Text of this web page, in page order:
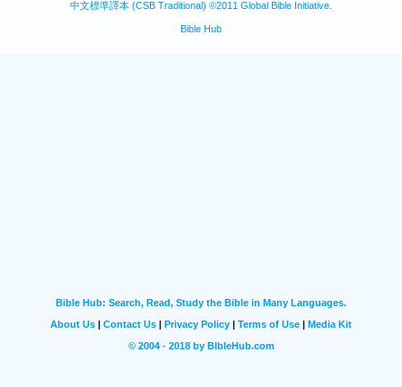
中文標準譯本 (CSB Traditional) ©2011 Global Bible Initiative.
Bible Hub